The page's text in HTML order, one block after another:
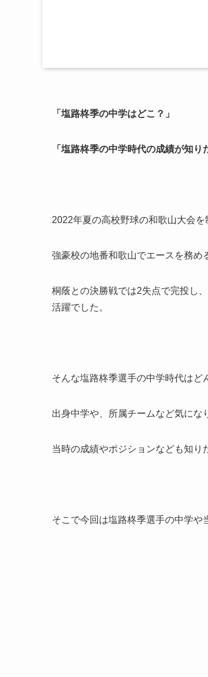
「塩路柊季の中学はどこ？」
「塩路柊季の中学時代の成績が知り
2022年夏の高校野球の和歌山大会を
強豪校の地番和歌山でエースを務め
桐蔭との決勝戦では2失点で完投し
活躍でした。
そんな塩路柊季選手の中学時代はど
出身中学や、所属チームなど気にな
当時の成績やポジションなども知り
そこで今回は塩路柊季選手の中学や